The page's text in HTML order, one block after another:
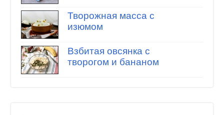
Творожная масса с
изюмом
Взбитая овсянка с
творогом и бананом